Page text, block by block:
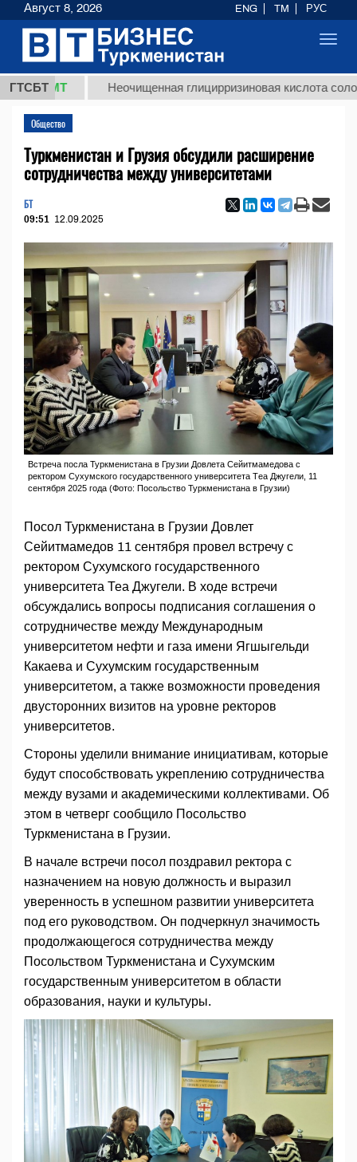
ГТСБТ Неочищенная глицирризиновая кислота солодкового
Общество
Туркменистан и Грузия обсудили расширение
сотрудничества между университетами
БТ
09:51 12.09.2025
Встреча посла Туркменистана в Грузии Довлета Сейитмамедова с
ректором Сухумского государственного университета Тeа Джугели, 11
сентября 2025 года (Фото: Посольство Туркменистана в Грузии)
Посол Туркменистана в Грузии Довлет
Сейитмамедов 11 сентября провел встречу с
ректором Сухумского государственного
университета Теа Джугели. В ходе встречи
обсуждались вопросы подписания соглашения о
сотрудничестве между Международным
университетом нефти и газа имени Ягшыгельди
Какаева и Сухумским государственным
университетом, а также возможности проведения
двусторонних визитов на уровне ректоров
университетов.
Стороны уделили внимание инициативам, которые
будут способствовать укреплению сотрудничества
между вузами и академическими коллективами. Об
этом в четверг сообщило Посольство
Туркменистана в Грузии.
В начале встречи посол поздравил ректора с
назначением на новую должность и выразил
уверенность в успешном развитии университета
под его руководством. Он подчеркнул значимость
продолжающегося сотрудничества между
Посольством Туркменистана и Сухумским
государственным университетом в области
образования, науки и культуры.
Август 8, 2026 ENG TM РУС